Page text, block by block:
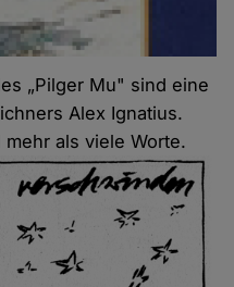
„Pilger Mu" sind eine
Alex Ignatius.
als viele Worte.